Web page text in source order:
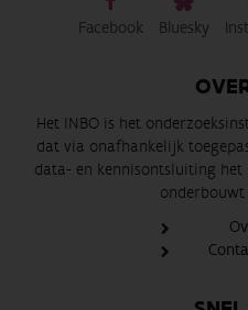
Facebook Bluesky
Het INBO is het
dat via onafhankelijk
data- en kennisontsluiting
onderbouwt